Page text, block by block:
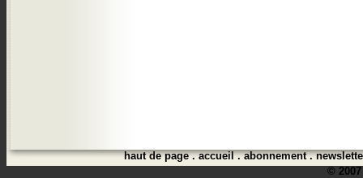
haut de page.accueil.abonnement.
©